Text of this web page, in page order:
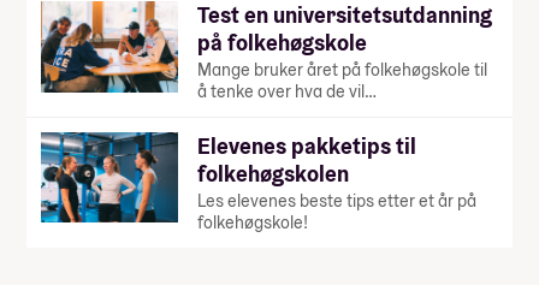
Test en universitetsutdanning
på folkehøgskole
Mange bruker året på folkehøgskole til
å tenke over hva de vil…
Elevenes pakketips til
folkehøgskolen
Les elevenes beste tips etter et år på
folkehøgskole!